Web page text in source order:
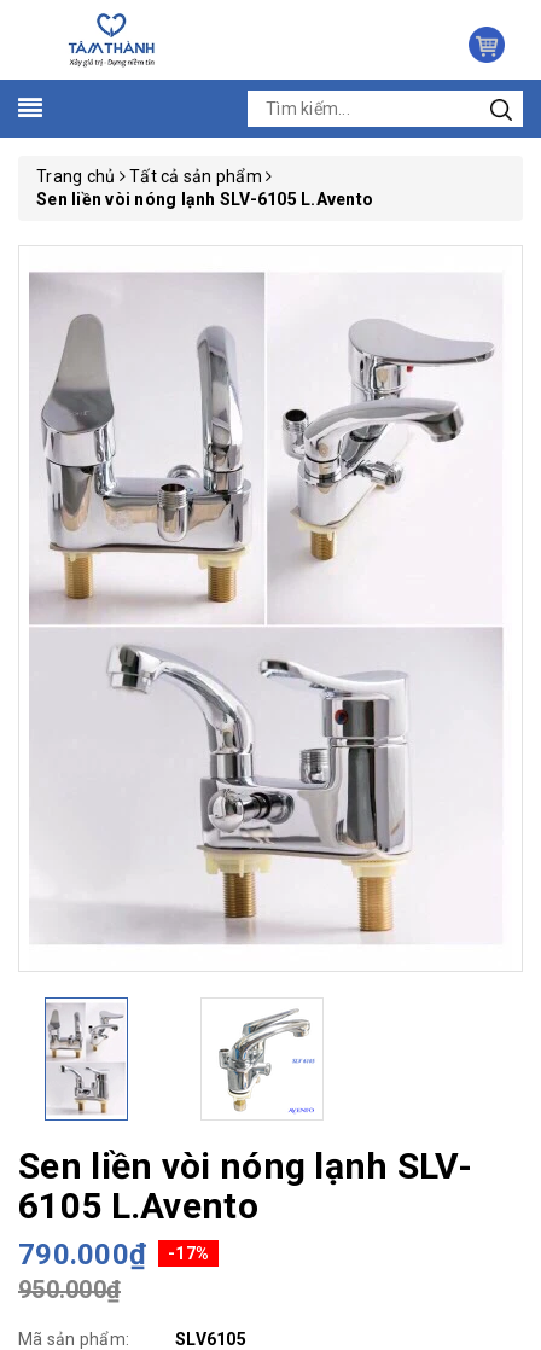
Trang chủ
Tất cả sản phẩm
Sen liền vòi nóng lạnh SLV-6105 L.Avento
Sen liền vòi nóng lạnh SLV-
6105 L.Avento
790.000₫ -17%
950.000₫
Mã sản phẩm:
SLV6105